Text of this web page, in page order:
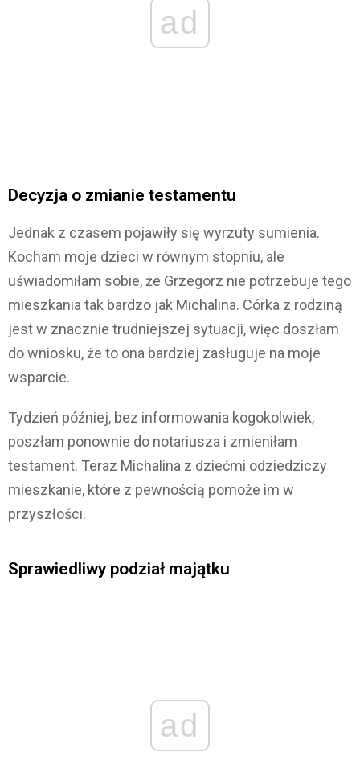
ad
Decyzja o zmianie testamentu
Jednak z czasem pojawiły się wyrzuty sumienia.
Kocham moje dzieci w równym stopniu, ale
uświadomiłam sobie, że Grzegorz nie potrzebuje tego
mieszkania tak bardzo jak Michalina. Córka z rodziną
jest w znacznie trudniejszej sytuacji, więc doszłam
do wniosku, że to ona bardziej zasługuje na moje
wsparcie.
Tydzień później, bez informowania kogokolwiek,
poszłam ponownie do notariusza i zmieniłam
testament. Teraz Michalina z dziećmi odziedziczy
mieszkanie, które z pewnością pomoże im w
przyszłości.
Sprawiedliwy podział majątku
ad